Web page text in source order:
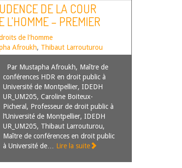
DE LA COUR
– PREMIER
de l'homme
Afroukh, Thibaut Larrouturou
Par Mustapha Afroukh, Maître de
conférences HDR en droit public à
Université de Montpellier, IDEDH
UR_UM205, Caroline Boiteux-
Picheral, Professeur de droit public à
l’Université de Montpellier, IDEDH
UR_UM205, Thibaut Larrouturou,
Maître de conférences en droit public
à Université de… Lire la suite